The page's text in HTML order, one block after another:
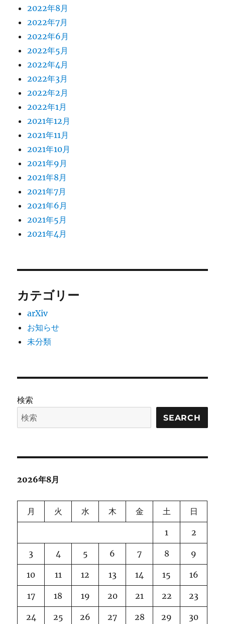
2022年8月
2022年7月
2022年6月
2022年5月
2022年4月
2022年3月
2022年2月
2022年1月
2021年12月
2021年11月
2021年10月
2021年9月
2021年8月
2021年7月
2021年6月
2021年5月
2021年4月
カテゴリー
arXiv
お知らせ
未分類
検索
SEARCH
2026年8月
月 火 水 木 金 土 日
1 2
3 4 5 6 7 8 9
10 11 12 13 14 15 16
17 18 19 20 21 22 23
24 25 26 27 28 29 30